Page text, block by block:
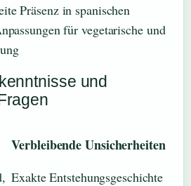
Präsenz in spanischen
für vegetarische und
und
Verbleibende Unsicherheiten
Exakte Entstehungsgeschichte